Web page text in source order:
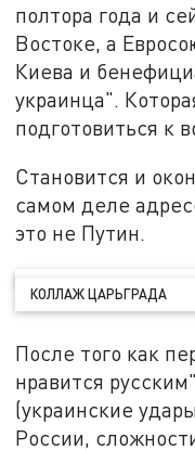
полтора года и
Востоке, а
Киева и
украинца".
подготовиться к
Становится и
самом деле
это не Путин.
КОЛЛАЖ ЦАРЬГРАДА
После того как
нравится
(украинские
России,